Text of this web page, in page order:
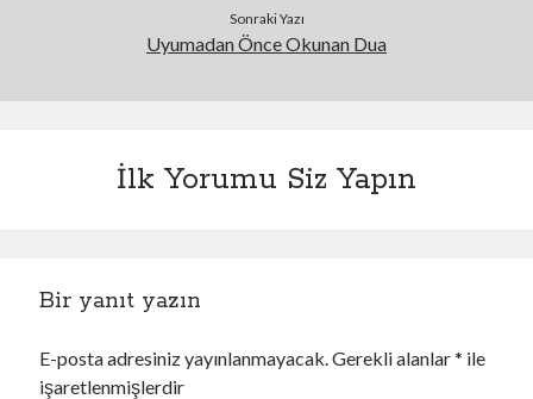
Sonraki Yazı
Uyumadan Önce Okunan Dua
İlk Yorumu Siz Yapın
Bir yanıt yazın
E-posta adresiniz yayınlanmayacak.Gerekli alanlar* ile
işaretlenmişlerdir